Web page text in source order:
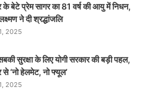
के बेटे प्रेम सागर का 81 वर्ष की आयु में निधन,
ने दी श्रद्धांजलि
2025
सुरक्षा के लिए योगी सरकार की बड़ी पहल,
से ‘नो हेलमेट, नो फ्यूल’
2025